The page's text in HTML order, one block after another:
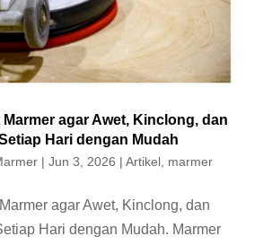
agar Awet, Kinclong, dan
Hari dengan Mudah
| Jun 3, 2026 | Artikel, marmer
agar Awet, Kinclong, dan
Hari dengan Mudah. Marmer